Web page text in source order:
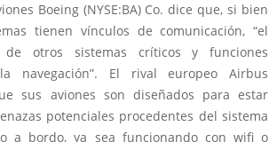
Boeing (NYSE:BA) Co. dice que, si bien
tienen vínculos de comunicación, “el
otros sistemas críticos y funciones
navegación”. El rival europeo Airbus
sus aviones son diseñados para estar
potenciales procedentes del sistema
a bordo, ya sea funcionando con wifi o